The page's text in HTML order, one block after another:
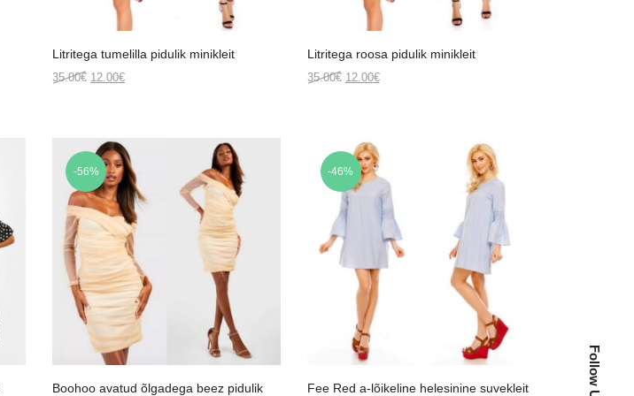
Litritega tumelilla pidulik minikleit
35.00€ Original
12.00€Current
Litritega roosa pidulik minikleit
35.00€ Original
12.00€Current
-56%
Boohoo avatud õlgadega beez pidulik
-46%
Fee Red a-lõikeline helesinine suvekleit Follow Us: